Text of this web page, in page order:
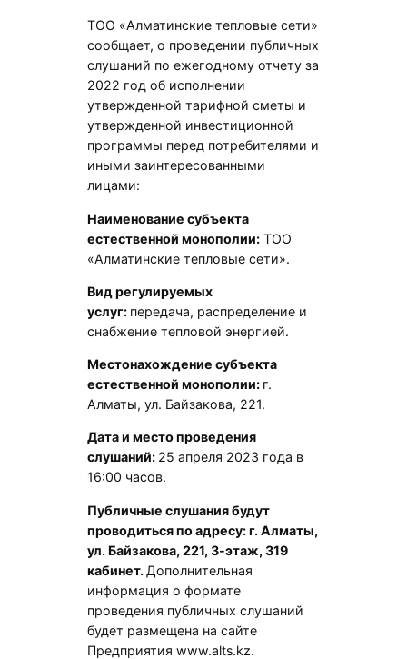
ТОО «Алматинские тепловые сети»
сообщает, о проведении публичных
слушаний по ежегодному отчету за
2022 год об исполнении
утвержденной тарифной сметы и
утвержденной инвестиционной
программы перед потребителями и
иными заинтересованными
лицами:
Наименование субъекта
естественной монополии:ТОО
«Алматинские тепловые сети».
Вид регулируемых
услуг: передача, распределение и
снабжение тепловой энергией.
Местонахождение субъекта
естественной монополии: г.
Алматы, ул. Байзакова, 221.
Дата и место проведения
слушаний: 25 апреля 2023 года в
16:00 часов.
Публичные слушания будут
проводиться по адресу: г. Алматы,
ул. Байзакова, 221, 3-этаж, 319
кабинет. Дополнительная
информация о формате
проведения публичных слушаний
будет размещена на сайте
Предприятия www.alts.kz.